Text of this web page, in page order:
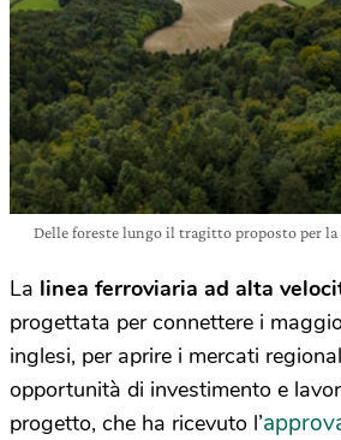
Delle foreste lungo il tragitto proposto per
La linea ferroviaria ad alta
progettata per connettere i
inglesi, per aprire i mercati
opportunità di investimento e
progetto, che ha ricevuto l’